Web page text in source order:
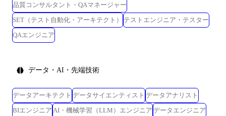
品質コンサルタント・QAマネージャー
SET（テスト自動化・アーキテクト）
テストエンジニア・テスター
QAエンジニア
データ・AI・先端技術
データアーキテクト データサイエンティスト データアナリスト
BIエンジニア AI・機械学習（LLM）エンジニア データエンジニア